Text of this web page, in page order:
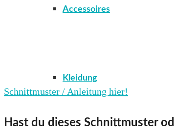
Accessoires
Kleidung
Schnittmuster / Anleitung hier!
Hast du dieses Schnittmuster